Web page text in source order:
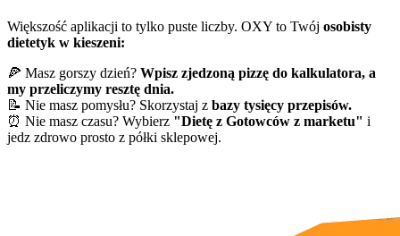
Większość aplikacji to tylko puste liczby. OXY to Twój osobisty
dietetyk w kieszeni:
🍕 Masz gorszy dzień? Wpisz zjedzoną pizzę do kalkulatora, a
my przeliczymy resztę dnia.
📝 Nie masz pomysłu? Skorzystaj z bazy tysięcy przepisów.
⏰ Nie masz czasu? Wybierz "Dietę z Gotowców z marketu" i
jedz zdrowo prosto z półki sklepowej.